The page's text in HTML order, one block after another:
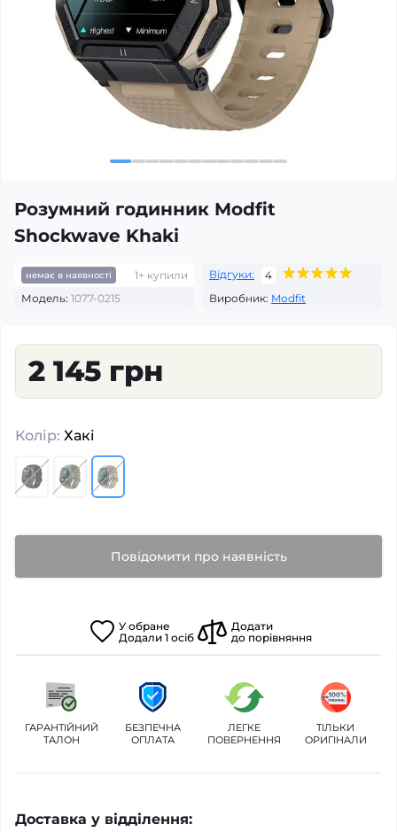
Розумний годинник Modfit
Shockwave Khaki
немає в наявності 1+ купили Відгуки:
4
Модель: 1077-0215 Виробник: Modfit
2 145 грн
Колір: Хакі
Повідомити про наявність
У обране
Додали 1 осіб
Додати
до порівняння
ГАРАНТІЙНИЙ
ТАЛОН
БЕЗПЕЧНА
ОПЛАТА
ЛЕГКЕ
ПОВЕРНЕННЯ
ТІЛЬКИ
ОРИГІНАЛИ
Доставка у відділення: